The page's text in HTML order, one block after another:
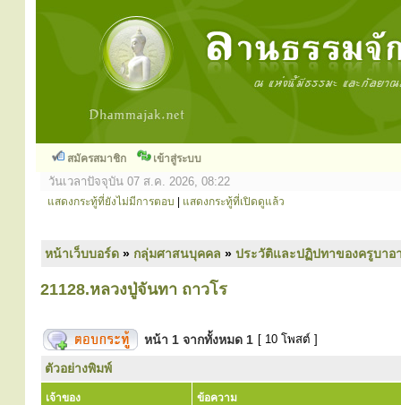
สมัครสมาชิก เข้าสู่ระบบ
วันเวลาปัจจุบัน 07 ส.ค. 2026, 08:22
แสดงกระทู้ที่ยังไม่มีการตอบ แสดงกระทู้ที่เปิดดูแล้ว
หน้าเว็บบอร์ด » กลุ่มศาสนบุคคล » ประวัติและปฏิปทาของครูบาอ
21128.หลวงปู่จันทา ถาวโร
หน้า 1 จากทั้งหมด 1 [ 10 โพสต์ ]
ตัวอย่างพิมพ์
เจ้าของ ข้อความ